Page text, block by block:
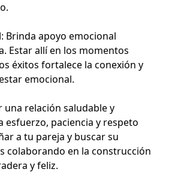
Brinda apoyo emocional
Estar allí en los momentos
éxitos fortalece la conexión y
emocional.
una relación saludable y
esfuerzo, paciencia y respeto
a tu pareja y buscar su
colaborando en la construcción
y feliz.